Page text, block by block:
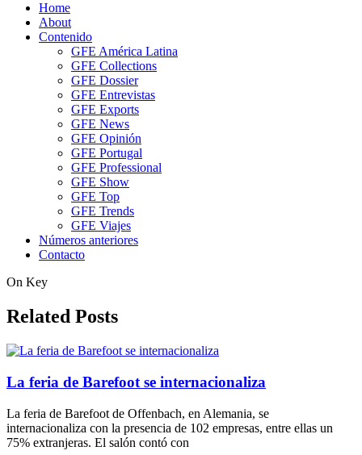
Home
About
Contenido
GFE América Latina
GFE Collections
GFE Dossier
GFE Entrevistas
GFE Exports
GFE News
GFE Opinión
GFE Portugal
GFE Professional
GFE Show
GFE Top
GFE Trends
GFE Viajes
Números anteriores
Contacto
On Key
Related Posts
La feria de Barefoot se internacionaliza
La feria de Barefoot de Offenbach, en Alemania, se
internacionaliza con la presencia de 102 empresas, entre ellas un
75% extranjeras. El salón contó con